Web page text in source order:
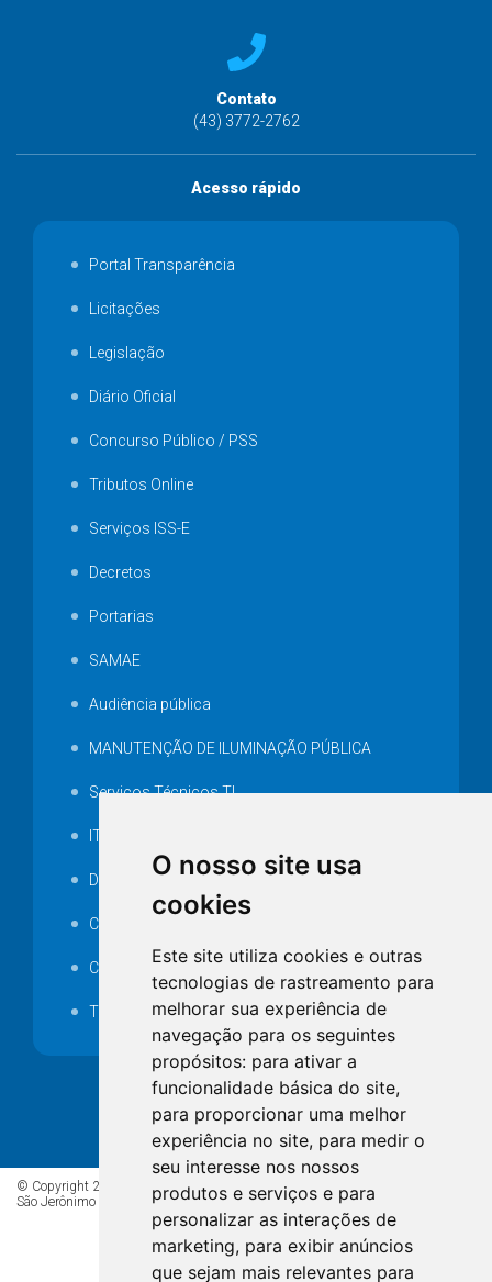
O nosso site usa
cookies
Este site utiliza cookies e outras
tecnologias de rastreamento para
melhorar sua experiência de
navegação para os seguintes
propósitos: para ativar a
funcionalidade básica do site,
para proporcionar uma melhor
experiência no site, para medir o
seu interesse nos nossos
produtos e serviços e para
personalizar as interações de
marketing, para exibir anúncios
que sejam mais relevantes para
Contato
(43) 3772-2762
Acesso rápido
Portal Transparência
Licitações
Legislação
Diário Oficial
Concurso Público / PSS
Tributos Online
Serviços ISS-E
Decretos
Portarias
SAMAE
Audiência pública
MANUTENÇÃO DE ILUMINAÇÃO PÚBLICA
Serviços Técnicos TI
ITR
Desapropriações
Catalogo Eletrônico de Padronização
Consórcios Municipais
Telefones Úteis
© Copyright 2026 - Todos os direitos reservados à Prefeitura de
São Jerônimo da Serra/PR